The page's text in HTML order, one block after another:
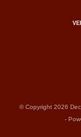
© Copyright 2026
-